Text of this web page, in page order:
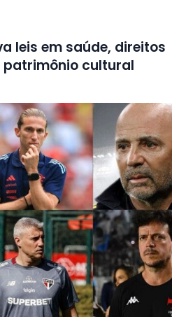
leis em saúde, direitos
patrimônio cultural